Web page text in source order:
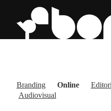
Branding Online
Audiovisual